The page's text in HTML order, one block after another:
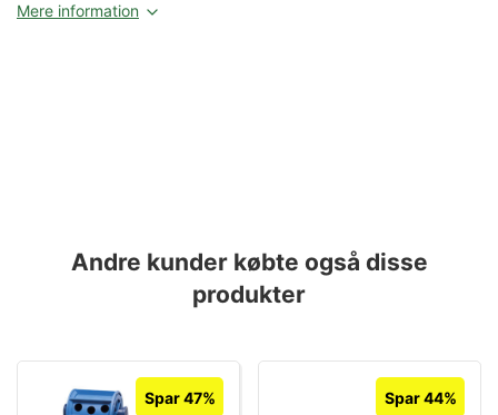
Mere information
Andre kunder købte også disse
produkter
Spar 47% Spar 44%